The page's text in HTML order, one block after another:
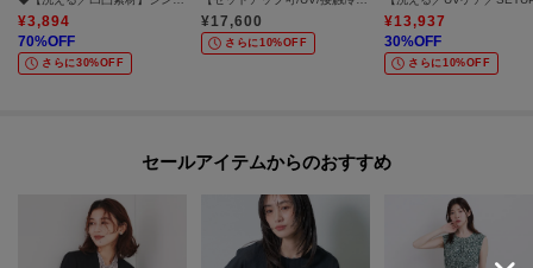
¥3,894
70%OFF
さらに30%OFF
¥17,600
さらに10%OFF
¥13,937
30%OFF
さらに10%OFF
セールアイテムからのおすすめ